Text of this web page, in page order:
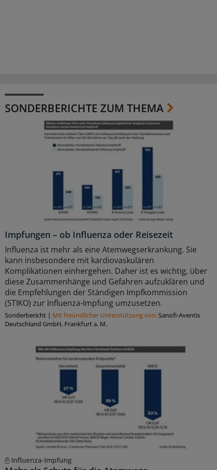
SONDERBERICHTE ZUM THEMA
Impfungen – ob Influenza oder Reisezeit
Influenza ist mehr als eine Atemwegserkrankung. Sie
kann insbesondere mit kardiovaskulären
Komplikationen einhergehen. Daher ist es wichtig, über
diese Zusammenhänge und Gefahren aufzuklären und
die Empfehlungen der Ständigen Impfkommission
(STIKO) zur Influenza-Impfung umzusetzen.
Sonderbericht | Mit freundlicher Unterstützung von:Sanofi-Aventis
Deutschland GmbH, Frankfurt a. M.
Influenza-Impfung